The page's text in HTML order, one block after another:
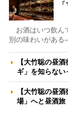
お酒はいつ飲ん
別の味わいがあ
【大竹聡の昼
ギ」を知らな
【大竹聡の昼
場」へと昼酒